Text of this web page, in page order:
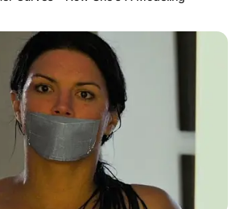
rządzi Shazam,na 4K UHD inicjatywę
. Nie zabrakło też
starszych produkcji
wydań w
steelbookach
w nowym wpisie z cyklu „
Co nowego na